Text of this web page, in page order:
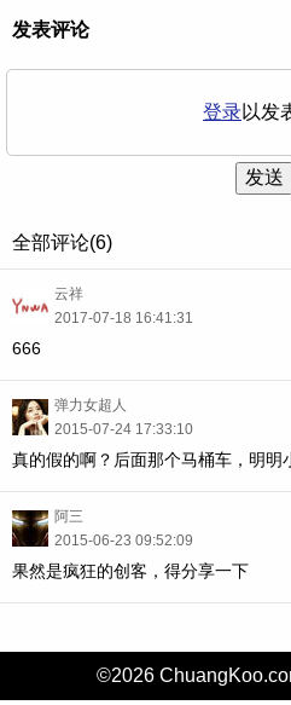
发表评论
登录以发
发送
全部评论(6)
云祥
2017-07-18 16:41:31
666
弹力女超人
2015-07-24 17:33:10
真的假的啊？后面那个马桶车，明明
阿三
2015-06-23 09:52:09
果然是疯狂的创客，得分享一下
©2026